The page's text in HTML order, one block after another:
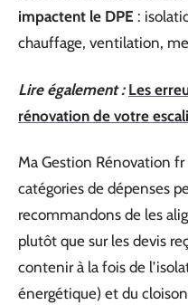
impactent le DPE :
chauffage, ventilation,
Lire également : Les
rénovation de votre
Ma Gestion Rénovation
catégories de dépenses
recommandons de les
plutôt que sur les devis
contenir à la fois de
énergétique) et du